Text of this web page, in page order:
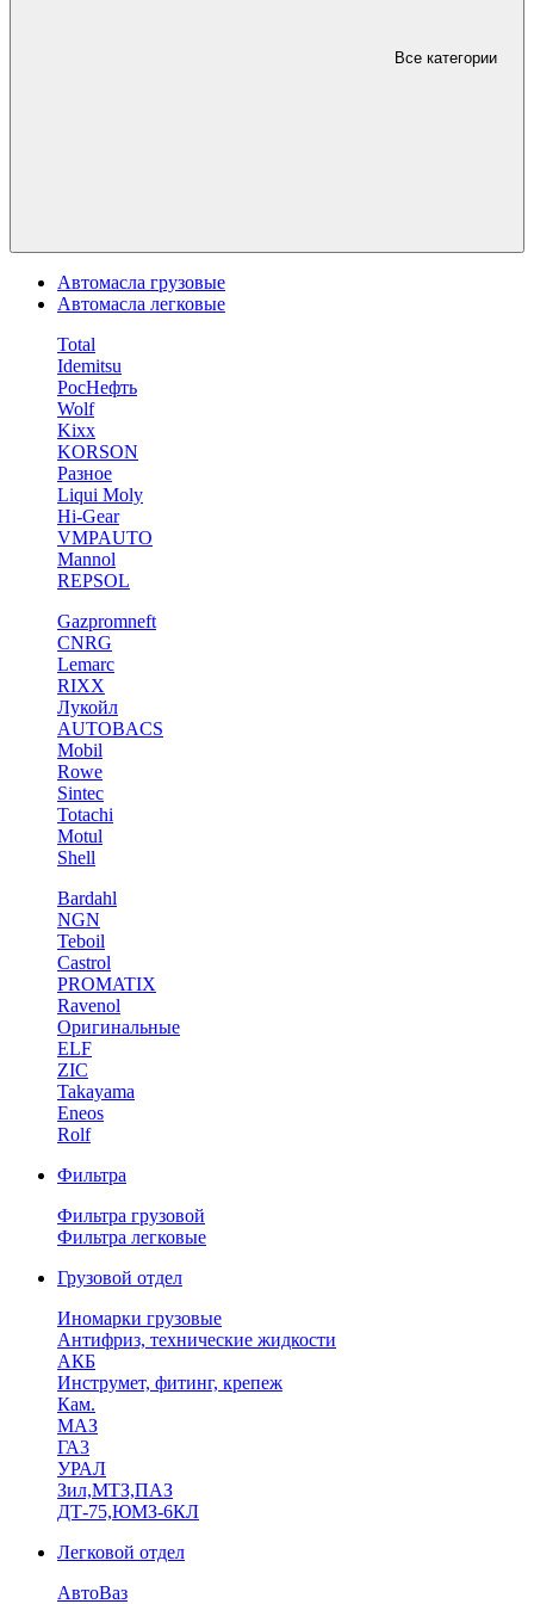
Все категории
Автомасла грузовые
Автомасла легковые
Total
Idemitsu
РосНефть
Wolf
Kixx
KORSON
Разное
Liqui Moly
Hi-Gear
VMPAUTO
Mannol
REPSOL
Gazpromneft
CNRG
Lemarc
RIXX
Лукойл
AUTOBACS
Mobil
Rowe
Sintec
Totachi
Motul
Shell
Bardahl
NGN
Teboil
Castrol
PROMATIX
Ravenol
Оригинальные
ELF
ZIC
Takayama
Eneos
Rolf
Фильтра
Фильтра грузовой
Фильтра легковые
Грузовой отдел
Иномарки грузовые
Антифриз, технические жидкости
АКБ
Инструмет, фитинг, крепеж
Кам.
МАЗ
ГА3
УРАЛ
Зил,МТЗ,ПАЗ
ДТ-75,ЮМЗ-6КЛ
Легковой отдел
АвтоВаз